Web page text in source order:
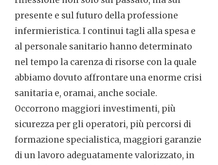
presente e sul futuro della professione
infermieristica. I continui tagli alla spesa e
al personale sanitario hanno determinato
nel tempo la carenza di risorse con la quale
abbiamo dovuto affrontare una enorme crisi
sanitaria e, oramai, anche sociale.
Occorrono maggiori investimenti, più
sicurezza per gli operatori, più percorsi di
formazione specialistica, maggiori garanzie
di un lavoro adeguatamente valorizzato, in